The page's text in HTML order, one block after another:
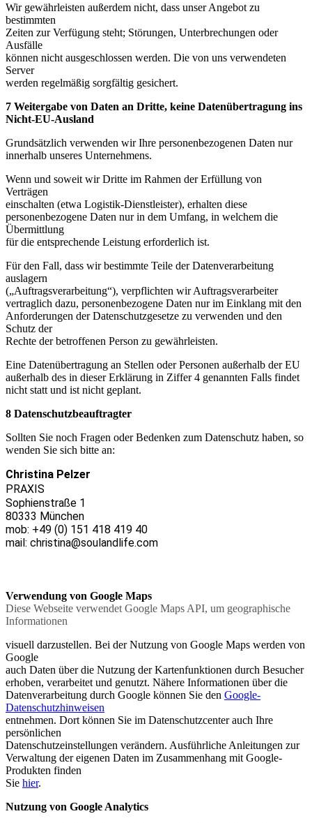
Wir gewährleisten außerdem nicht, dass unser Angebot zu
bestimmten
Zeiten zur Verfügung steht; Störungen, Unterbrechungen oder
Ausfälle
können nicht ausgeschlossen werden. Die von uns verwendeten
Server
werden regelmäßig sorgfältig gesichert.
7 Weitergabe von Daten an Dritte, keine Datenübertragung ins
Nicht-EU-Ausland
Grundsätzlich verwenden wir Ihre personenbezogenen Daten nur
innerhalb unseres Unternehmens.
Wenn und soweit wir Dritte im Rahmen der Erfüllung von
Verträgen
einschalten (etwa Logistik-Dienstleister), erhalten diese
personenbezogene Daten nur in dem Umfang, in welchem die
Übermittlung
für die entsprechende Leistung erforderlich ist.
Für den Fall, dass wir bestimmte Teile der Datenverarbeitung
auslagern
(„Auftragsverarbeitung“), verpflichten wir Auftragsverarbeiter
vertraglich dazu, personenbezogene Daten nur im Einklang mit den
Anforderungen der Datenschutzgesetze zu verwenden und den
Schutz der
Rechte der betroffenen Person zu gewährleisten.
Eine Datenübertragung an Stellen oder Personen außerhalb der EU
außerhalb des in dieser Erklärung in Ziffer 4 genannten Falls findet
nicht statt und ist nicht geplant.
8 Datenschutzbeauftragter
Sollten Sie noch Fragen oder Bedenken zum Datenschutz haben, so
wenden Sie sich bitte an:
Christina Pelzer
PRAXIS
Sophienstraße 1
80333 München
mob: +49 (0) 151 418 419 40
mail: christina@soulandlife.com
Verwendung von Google Maps
Diese Webseite verwendet Google Maps API, um geographische
Informationen
visuell darzustellen. Bei der Nutzung von Google Maps werden von
Google
auch Daten über die Nutzung der Kartenfunktionen durch Besucher
erhoben, verarbeitet und genutzt. Nähere Informationen über die
Datenverarbeitung durch Google können Sie den Google-
Datenschutzhinweisen
entnehmen. Dort können Sie im Datenschutzcenter auch Ihre
persönlichen
Datenschutzeinstellungen verändern. Ausführliche Anleitungen zur
Verwaltung der eigenen Daten im Zusammenhang mit Google-
Produkten finden
Sie hier.
Nutzung von Google Analytics